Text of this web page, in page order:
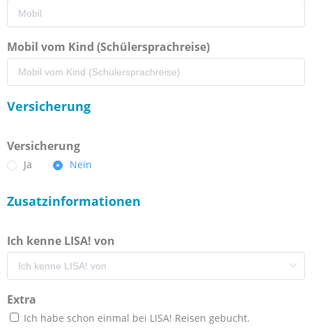
Mobil vom Kind (Schülersprachreise)
Versicherung
Versicherung
Ja Nein
Zusatzinformationen
Ich kenne LISA! von
Extra
Ich habe schon einmal bei LISA! Reisen gebucht.